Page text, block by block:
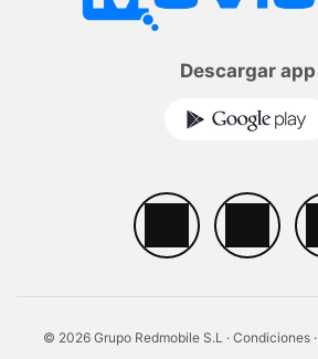
Descargar app
© 2026 Grupo Redmobile S.L · Condiciones ·